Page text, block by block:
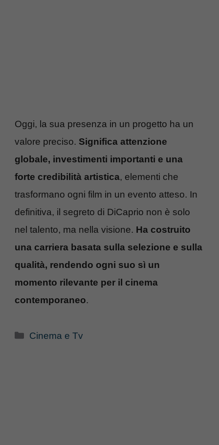
Oggi, la sua presenza in un progetto ha un
valore preciso. Significa attenzione
globale, investimenti importanti e una
forte credibilità artistica, elementi che
trasformano ogni film in un evento atteso. In
definitiva, il segreto di DiCaprio non è solo
nel talento, ma nella visione. Ha costruito
una carriera basata sulla selezione e sulla
qualità, rendendo ogni suo sì un
momento rilevante per il cinema
contemporaneo.
Categorie
Cinema e Tv